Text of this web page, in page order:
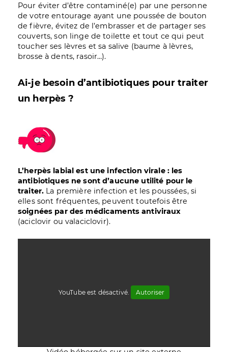
Pour éviter d’être contaminé(e) par une personne
de votre entourage ayant une poussée de bouton
de fièvre, évitez de l’embrasser et de partager ses
couverts, son linge de toilette et tout ce qui peut
toucher ses lèvres et sa salive (baume à lèvres,
brosse à dents, rasoir…).
Ai-je besoin d’antibiotiques pour traiter
un herpès ?
Image
L’herpès labial est une infection virale : les
antibiotiques ne sont d’aucune utilité pour le
traiter. La première infection et les poussées, si
elles sont fréquentes, peuvent toutefois être
soignées par des médicaments antiviraux
(aciclovir ou valaciclovir).
YouTube est désactivé. Autoriser